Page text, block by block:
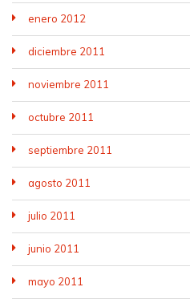
enero 2012
diciembre 2011
noviembre 2011
octubre 2011
septiembre 2011
agosto 2011
julio 2011
junio 2011
mayo 2011